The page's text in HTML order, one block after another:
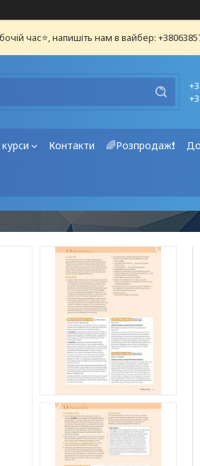
час⭐, напишіть нам в вайбер:
курси Контакти 🌈Розпродаж❗